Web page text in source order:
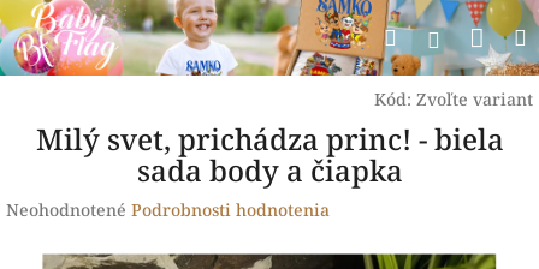
Prejsť
na
obsah
Hľadať
Kód: Zvoľte variant
Milý svet, prichádza princ! - biela
sada body a čiapka
Priemerné
produktu
Neohodnotené Podrobnosti hodnotenia